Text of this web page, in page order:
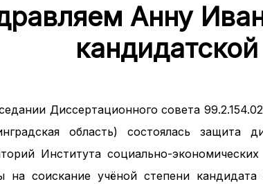
Анну
Диссертационного совета
область) состоялась защита
Института социально-
соискание учёной степени кандидата